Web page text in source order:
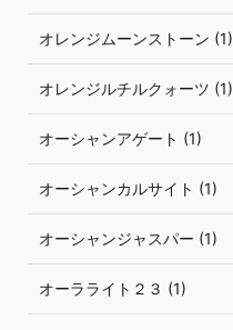
オレンジムーンストーン (1)
オレンジルチルクォーツ (1)
オーシャンアゲート (1)
オーシャンカルサイト (1)
オーシャンジャスパー (1)
オーラライト２３ (1)